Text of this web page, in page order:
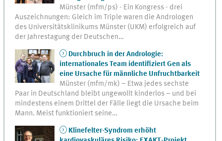
Münster (mfm/ps) - Ein Kongress - drei
Auszeichnungen: Gleich im Triple waren die Andrologen
des Universitätsklinikums Münster (UKM) erfolgreich auf
der Jahrestagung der Deutschen…
Durchbruch in der Andrologie:
internationales Team identifiziert Gen als
eine Ursache für männliche Unfruchtbarkeit
Münster (mfm/mk) – Etwa jedes sechste
Paar in Deutschland bleibt ungewollt kinderlos – und bei
mindestens einem Drittel der Fälle liegt die Ursache beim
Mann. Meist funktioniert seine…
Klinefelter-Syndrom erhöht